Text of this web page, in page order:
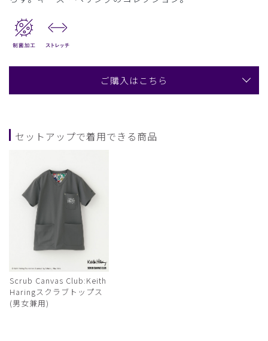
ご購入はこちら
セットアップで着用できる商品
Scrub Canvas Club:Keith
Haringスクラブトップス
(男女兼用)